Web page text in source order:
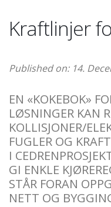
Kraftlinjer
Published on: 14.
EN «KOKEBOK»
LØSNINGER KAN
KOLLISJONER/
FUGLER OG
I
GI ENKLE
STÅR FORAN
NETT OG